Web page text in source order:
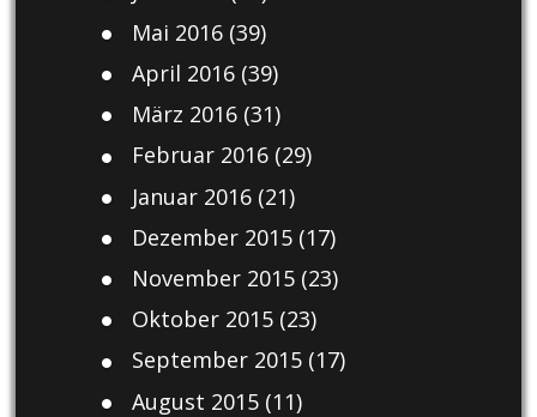
Mai 2016(39)
April 2016(39)
März 2016(31)
Februar 2016(29)
Januar 2016(21)
Dezember 2015(17)
November 2015(23)
Oktober 2015(23)
September 2015(17)
August 2015(11)